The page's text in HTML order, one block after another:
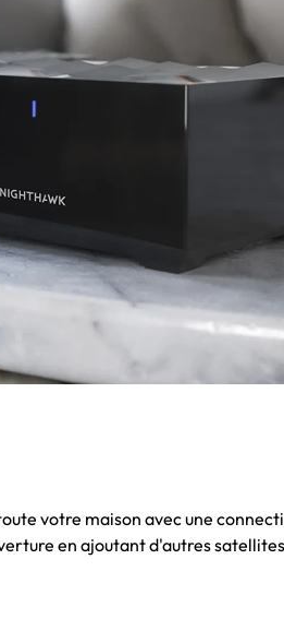
votre maison avec une
en ajoutant d'autres